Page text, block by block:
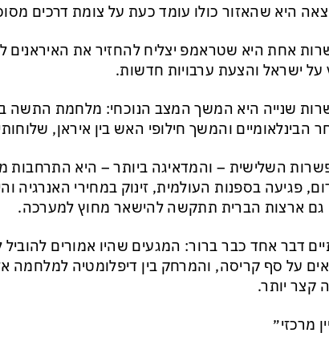
היא שהאזור כולו עומד כעת על צומת דרכים
אחת היא שטראמפ יצליח להחזיר את האיראנים
על ישראל והצעת ערבויות חדשות.
שנייה היא המשך המצב הנוכחי: מלחמת התשה
הבינלאומיים והמשך חילופי האש בין איראן,
השלישית – והמדאיגה ביותר – היא
פגיעה בספנות העולמית, זינוק במחירי האנרגיה
גם ארצות הברית תתקשה להישאר מחוץ למערכה.
דבר אחד כבר ברור: המגעים שהיו אמורים
על סף קריסה, והמרחק בין דיפלומטיה למלחמה
קצר יותר.
מרכזי״